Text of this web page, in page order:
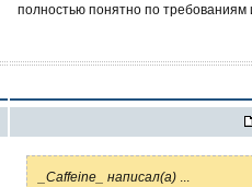
полностью понятно по требованиям
_Caffeine_ написал(а)